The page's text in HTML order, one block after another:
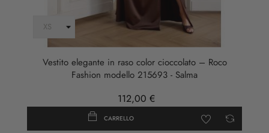
Vestito elegante in raso color cioccolato – Roco
Fashion modello 215693 - Salma
112,00 €
CARRELLO